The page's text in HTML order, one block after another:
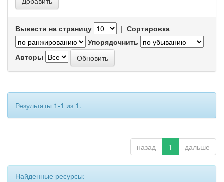
Вывести на страницу | Сортировка
Упорядочнить
Авторы
Результаты 1-1 из 1.
назад 1 дальше
Найденные ресурсы: